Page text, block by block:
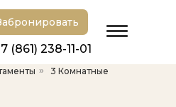
(861) 238-11-01
» 3 Комнатные